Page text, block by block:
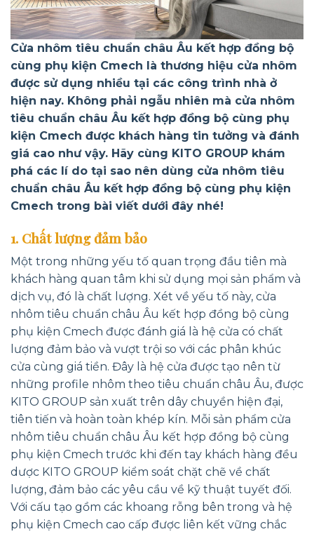
Cửa nhôm tiêu chuẩn châu Âu kết hợp đồng bộ
cùng phụ kiện Cmech là thương hiệu cửa nhôm
được sử dụng nhiều tại các công trình nhà ở
hiện nay. Không phải ngẫu nhiên mà cửa nhôm
tiêu chuẩn châu Âu kết hợp đồng bộ cùng phụ
kiện Cmech được khách hàng tin tưởng và đánh
giá cao như vậy. Hãy cùng KITO GROUP khám
phá các lí do tại sao nên dùng cửa nhôm tiêu
chuẩn châu Âu kết hợp đồng bộ cùng phụ kiện
Cmech trong bài viết dưới đây nhé!
1. Chất lượng đảm bảo
Một trong những yếu tố quan trọng đầu tiên mà
khách hàng quan tâm khi sử dụng mọi sản phẩm và
dịch vụ, đó là chất lượng. Xét về yếu tố này, cửa
nhôm tiêu chuẩn châu Âu kết hợp đồng bộ cùng
phụ kiện Cmech được đánh giá là hệ cửa có chất
lượng đảm bảo và vượt trội so với các phân khúc
cửa cùng giá tiền. Đây là hệ cửa được tạo nên từ
những profile nhôm theo tiêu chuẩn châu Âu, được
KITO GROUP sản xuất trên dây chuyền hiện đại,
tiên tiến và hoàn toàn khép kín. Mỗi sản phẩm cửa
nhôm tiêu chuẩn châu Âu kết hợp đồng bộ cùng
phụ kiện Cmech trước khi đến tay khách hàng đều
dược KITO GROUP kiểm soát chặt chẽ về chất
lượng, đảm bảo các yêu cầu về kỹ thuật tuyết đối.
Với cấu tạo gồm các khoang rỗng bên trong và hệ
phụ kiện Cmech cao cấp được liên kết vững chắc